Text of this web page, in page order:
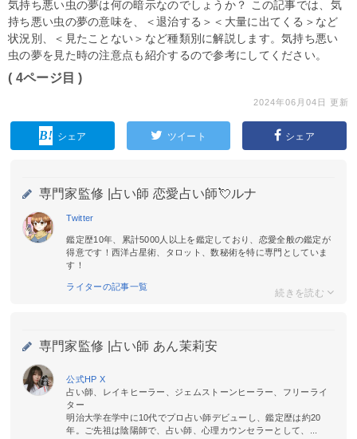
気持ち悪い虫の夢は何の暗示なのでしょうか？ この記事では、気
持ち悪い虫の夢の意味を、＜退治する＞＜大量に出てくる＞など
状況別、＜見たことない＞など種類別に解説します。気持ち悪い
虫の夢を見た時の注意点も紹介するので参考にしてください。
( 4ページ目 )
2024年06月04日 更新
シェア ツイート シェア
専門家監修 | 占い師 恋愛占い師💘ルナ
Twitter
鑑定歴10年、累計5000人以上を鑑定しており、恋愛全般の鑑定が
得意です！西洋占星術、タロット、数秘術を特に専門としていま
す！
ライターの記事一覧
専門家監修 | 占い師 あん茉莉安
公式HP X
占い師、レイキヒーラー、ジェムストーンヒーラー、フリーライ
ター
明治大学在学中に10代でプロ占い師デビューし、鑑定歴は約20
年。ご先祖は陰陽師で、占い師、心理カウンセラーとして、...